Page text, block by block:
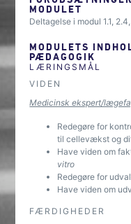
MODULET
Deltagelse i modul 1.1,
MODULETS
PÆDAGOGIK
LÆRINGSMÅL
VIDEN
Medicinsk ekspert/
Redegøre for
til cellevækst og
Have viden om
vitro
Redegøre for
Have viden om
FÆRDIGHEDER